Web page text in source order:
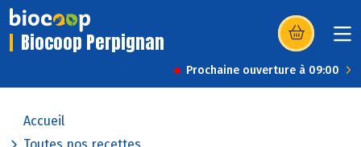
Biocoop Perpignan (s’ouvre dans
Prochaine ouverture à 09:00
Accueil